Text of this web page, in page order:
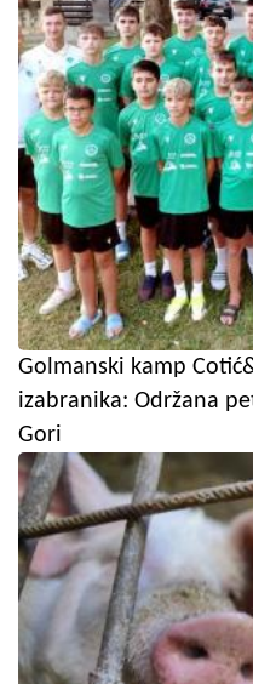
Golmanski kamp
izabranika: Održana
Gori